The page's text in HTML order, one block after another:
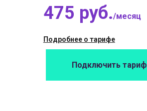
475 руб./месяц
Подробнее о тарифе
Подключить тариф